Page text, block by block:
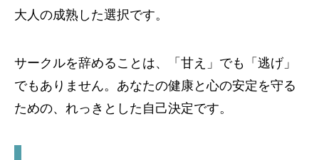
大人の成熟した選択です。
サークルを辞めることは、「甘え」でも「逃げ」
でもありません。あなたの健康と心の安定を守る
ための、れっきとした自己決定です。